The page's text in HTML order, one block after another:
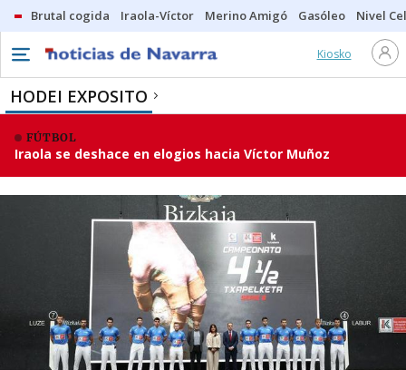
Brutal cogida Iraola-Víctor Merino Amigó Gasóleo Nivel
Kiosko
HODEI EXPOSITO
FÚTBOL
Iraola se deshace en elogios hacia Víctor Muñoz